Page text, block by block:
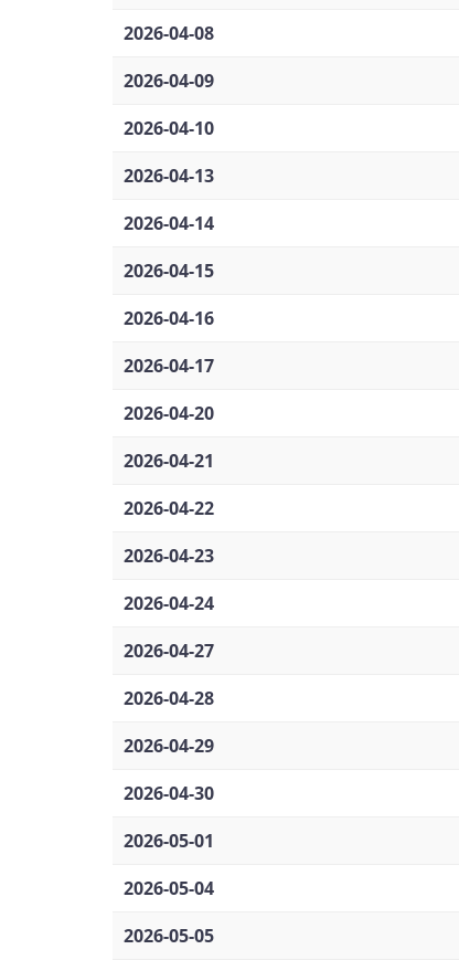
2026-04-08
2026-04-09
2026-04-10
2026-04-13
2026-04-14
2026-04-15
2026-04-16
2026-04-17
2026-04-20
2026-04-21
2026-04-22
2026-04-23
2026-04-24
2026-04-27
2026-04-28
2026-04-29
2026-04-30
2026-05-01
2026-05-04
2026-05-05